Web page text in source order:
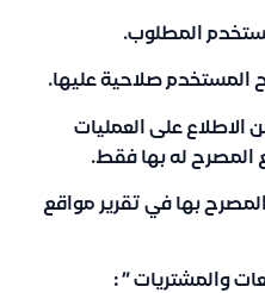
المطلوب.
المستخدم صلاحية عليها.
على العمليات
المصرح له بها فقط.
بها في تقرير مواقع
والمشتريات ” :